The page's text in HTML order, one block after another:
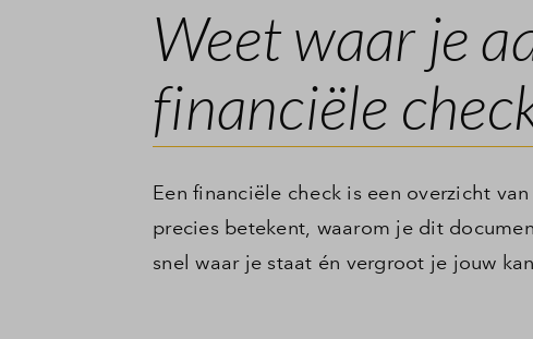
Bereikbaarheid
Voorzieningen
Dijk en Waard
Duurzaamheid
Weet waar je
financiële
Een financiële check is een overzicht
precies betekent, waarom je dit
snel waar je staat én vergroot je jouw